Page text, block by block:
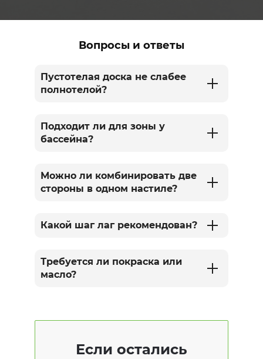
Вопросы и ответы
Пустотелая доска не слабее
полнотелой?
Подходит ли для зоны у
бассейна?
Можно ли комбинировать две
стороны в одном настиле?
Какой шаг лаг рекомендован?
Требуется ли покраска или
масло?
Если остались